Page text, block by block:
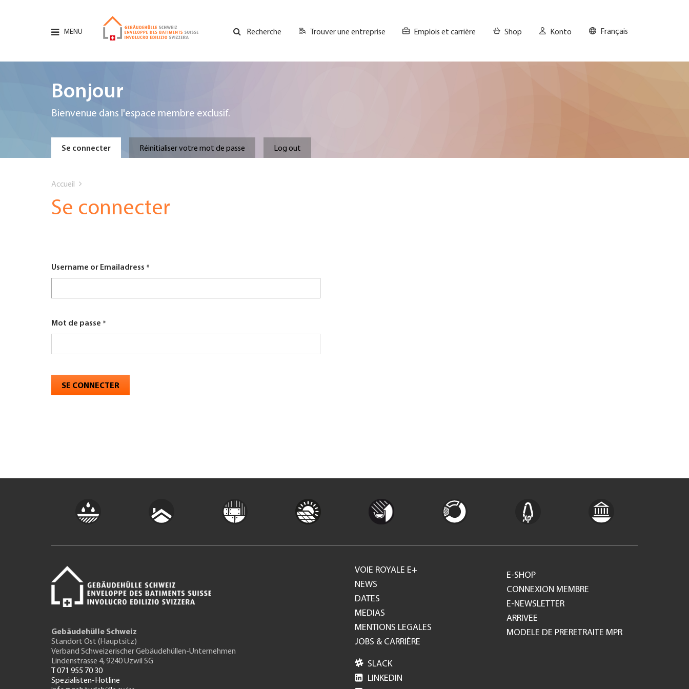
MAGAZINE SPÉCIALISÉ
MENU Recherche
GH
Trouver une entreprise Emplois et carrière Shop Konto Français
Bonjour
Bienvenue dans l'espace membre exclusif.
Primary
tabs
Se connecter Réinitialiser votre mot de passe Log out
are
Accueil
Se connecter
Username or Emailadress
Mot de passe
SE CONNECTER
Gebäudehülle Schweiz
Standort Ost (Hauptsitz)
Verband Schweizerischer Gebäudehüllen-Unternehmen
Lindenstrasse 4, 9240 Uzwil SG
T 071 955 70 30
Spezialisten-Hotline
Footer
GH
VOIE ROYALE E+
NEWS
DATES
MEDIAS
MENTIONS LEGALES
JOBS & CARRIÈRE
E-SHOP
CONNEXION MEMBRE
E-NEWSLETTER
ARRIVEE
MODELE DE PRERETRAITE MPR
 SLACK
 LINKEDIN